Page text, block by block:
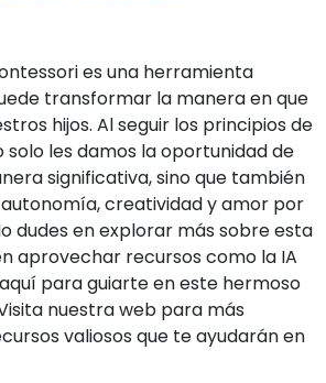
es una herramienta
transformar la manera en que
hijos. Al seguir los principios de
solo les damos la oportunidad de
significativa, sino que también
creatividad y amor por
dudes en explorar más sobre esta
aprovechar recursos como la IA
para guiarte en este hermoso
nuestra web para más
valiosos que te ayudarán en